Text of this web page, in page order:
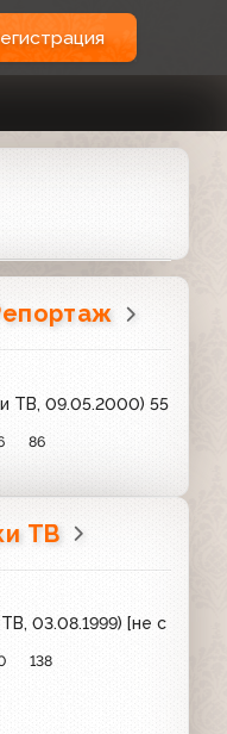
ТВ, 09.05.2000) 55
86
ТВ
03.08.1999) [не с
138